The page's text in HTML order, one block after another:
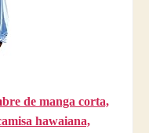
de manga corta,
hawaiana,